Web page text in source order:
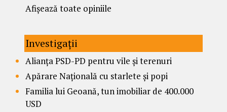
Afișează toate opiniile
Investigații
Alianța PSD-PD pentru vile și terenuri
Apărare Națională cu starlete și popi
Familia lui Geoană, tun imobiliar de 400.000
USD